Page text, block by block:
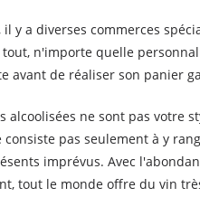
il y a diverses commerces
tout, n'importe quelle
avant de réaliser son panier
alcoolisées ne sont pas
consiste pas seulement à y
imprévus. Avec
tout le monde offre du vin